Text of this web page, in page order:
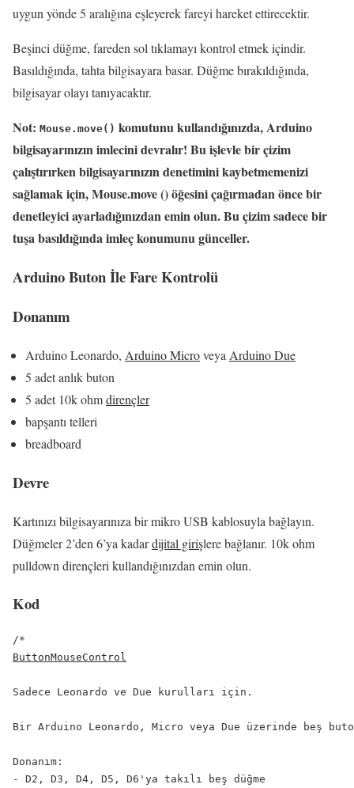
uygun yönde 5 aralığına eşleyerek fareyi hareket ettirecektir.
Beşinci düğme, fareden sol tıklamayı kontrol etmek içindir.
Basıldığında, tahta bilgisayara basar. Düğme bırakıldığında,
bilgisayar olayı tanıyacaktır.
Not: Mouse.move() komutunu kullandığınızda, Arduino
bilgisayarınızın imlecini devralır! Bu işlevle bir çizim
çalıştırırken bilgisayarınızın denetimini kaybetmemenizi
sağlamak için, Mouse.move () öğesini çağırmadan önce bir
denetleyici ayarladığınızdan emin olun.Bu çizim sadece bir
tuşa basıldığında imleç konumunu günceller.
Arduino Buton İle Fare Kontrolü
Donanım
Arduino Leonardo, Arduino Microveya Arduino Due
5 adet anlık buton
5 adet 10k ohmdirençler
bapşantı telleri
breadboard
Devre
Kartınızı bilgisayarınıza bir mikro USB kablosuyla bağlayın.
Düğmeler 2’den 6’ya kadardijital girişlere bağlanır. 10k ohm
pulldown dirençleri kullandığınızdan emin olun.
Kod
ButtonMouseControl
Sadece Leonardo ve Due kurulları için.
Bir Arduino Leonardo, Micro veya Due üzerinde beş
Donanım:
- D2, D3, D4, D5, D6'ya takılı beş düğme